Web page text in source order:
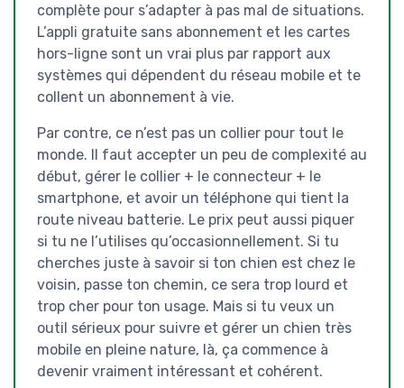
complète pour s’adapter à pas mal de situations.
L’appli gratuite sans abonnement et les cartes
hors-ligne sont un vrai plus par rapport aux
systèmes qui dépendent du réseau mobile et te
collent un abonnement à vie.
Par contre, ce n’est pas un collier pour tout le
monde. Il faut accepter un peu de complexité au
début, gérer le collier + le connecteur + le
smartphone, et avoir un téléphone qui tient la
route niveau batterie. Le prix peut aussi piquer
si tu ne l’utilises qu’occasionnellement. Si tu
cherches juste à savoir si ton chien est chez le
voisin, passe ton chemin, ce sera trop lourd et
trop cher pour ton usage. Mais si tu veux un
outil sérieux pour suivre et gérer un chien très
mobile en pleine nature, là, ça commence à
devenir vraiment intéressant et cohérent.